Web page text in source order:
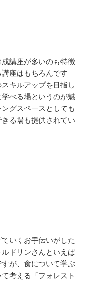
講座が多いのも特徴
座はもちろんです
キルアップを目指し
べる場というのが魅
グスペースとしても
る場も提供されてい
いくお手伝いがした
ドリンさんといえば
が、食について学ぶ
考える「フォレスト